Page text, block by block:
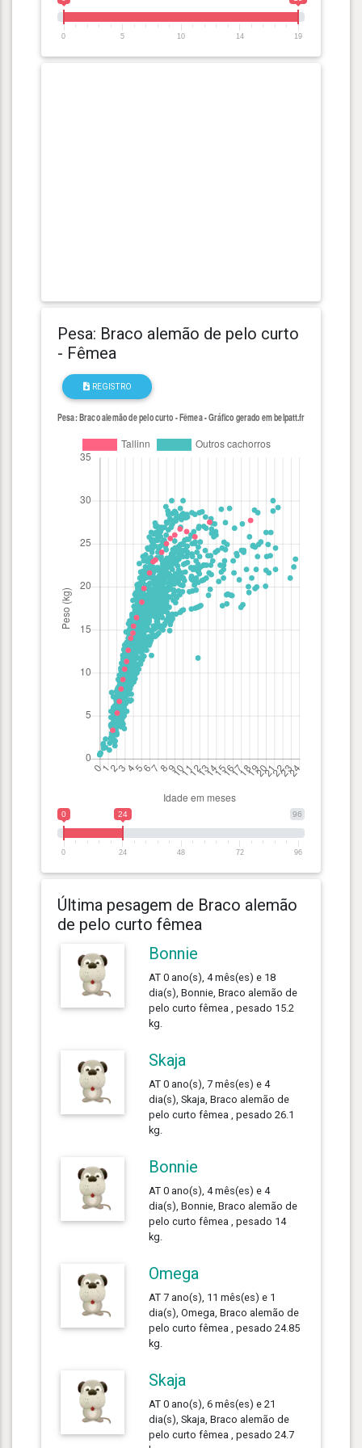
0 5 10 14 19
Pesa: Braco alemão de pelo curto
- Fêmea
REGISTRO
96
0 24
0 24 48 72 96
Última pesagem de Braco alemão
de pelo curto fêmea
Bonnie
AT 0 ano(s), 4 mês(es) e 18
dia(s), Bonnie, Braco alemão de
pelo curto fêmea , pesado 15.2
kg.
Skaja
AT 0 ano(s), 7 mês(es) e 4
dia(s), Skaja, Braco alemão de
pelo curto fêmea , pesado 26.1
kg.
Bonnie
AT 0 ano(s), 4 mês(es) e 4
dia(s), Bonnie, Braco alemão de
pelo curto fêmea , pesado 14
kg.
Omega
AT 7 ano(s), 11 mês(es) e 1
dia(s), Omega, Braco alemão de
pelo curto fêmea , pesado 24.85
kg.
Skaja
AT 0 ano(s), 6 mês(es) e 21
dia(s), Skaja, Braco alemão de
pelo curto fêmea , pesado 24.7